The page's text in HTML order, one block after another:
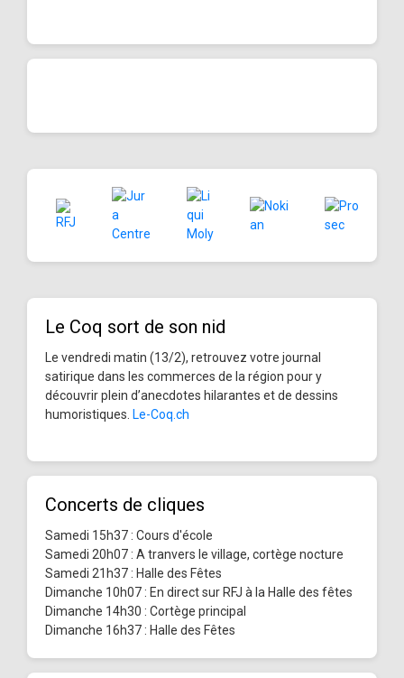
Le Coq sort de son nid
Le vendredi matin (13/2), retrouvez votre journal
satirique dans les commerces de la région pour y
découvrir plein d’anecdotes hilarantes et de dessins
humoristiques. Le-Coq.ch
Concerts de cliques
Samedi 15h37 : Cours d'école
Samedi 20h07 : A tranvers le village, cortège nocture
Samedi 21h37 : Halle des Fêtes
Dimanche 10h07 : En direct sur RFJ à la Halle des fêtes
Dimanche 14h30 : Cortège principal
Dimanche 16h37 : Halle des Fêtes